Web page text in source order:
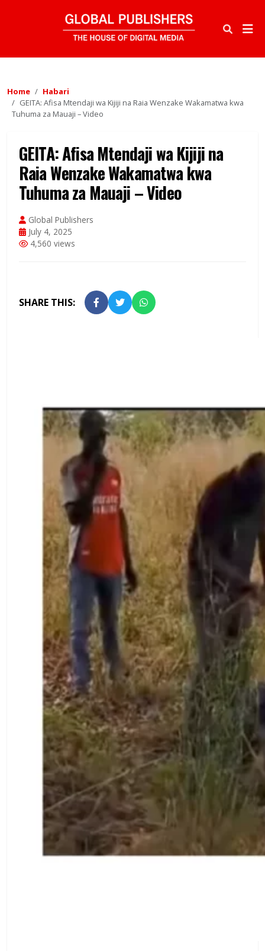
Home
Habari
GEITA: Afisa Mtendaji wa Kijiji na Raia Wenzake Wakamatwa kwa
Tuhuma za Mauaji – Video
GEITA: Afisa Mtendaji wa Kijiji na
Raia Wenzake Wakamatwa kwa
Tuhuma za Mauaji – Video
Global Publishers
July 4, 2025
4,560 views
SHARE THIS: